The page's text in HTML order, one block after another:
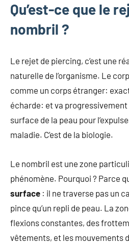
Qu’est-ce que le
nombril ?
Le rejet de piercing, c’est une
naturelle de l’organisme. Le
comme un corps étranger:
écharde: et va progressivement
surface de la peau pour
maladie. C’est de la biologie.
Le nombril est une zone
phénomène. Pourquoi ? Parce
surface : il ne traverse pas un
pince qu’un repli de peau. La
flexions constantes, des
vêtements, et les mouvements